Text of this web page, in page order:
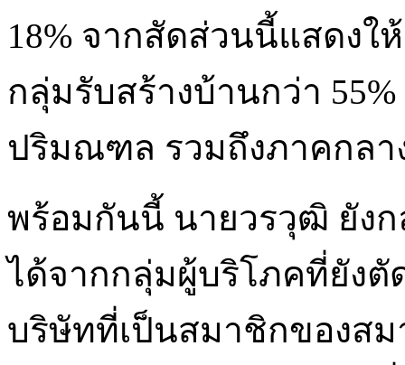
18% จากสัดส่วนนี้แสดงใ
กลุ่มรับสร้างบ้านกว่า
ปริมณฑล รวมถึงภาคกลา
พร้อมกันนี้ นายวรวุฒิ ยัง
ได้จากกลุ่มผู้บริโภคที่ยังตั
บริษัทที่เป็นสมาชิกของส